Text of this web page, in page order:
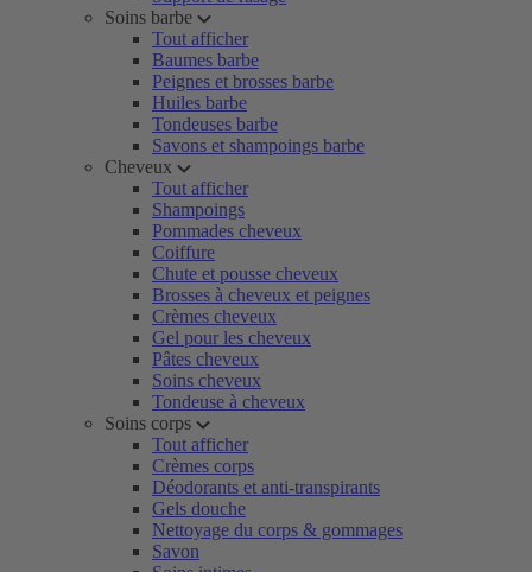
Soins barbe
Tout afficher
Baumes barbe
Peignes et brosses barbe
Huiles barbe
Tondeuses barbe
Savons et shampoings barbe
Cheveux
Tout afficher
Shampoings
Pommades cheveux
Coiffure
Chute et pousse cheveux
Brosses à cheveux et peignes
Crèmes cheveux
Gel pour les cheveux
Pâtes cheveux
Soins cheveux
Tondeuse à cheveux
Soins corps
Tout afficher
Crèmes corps
Déodorants et anti-transpirants
Gels douche
Nettoyage du corps & gommages
Savon